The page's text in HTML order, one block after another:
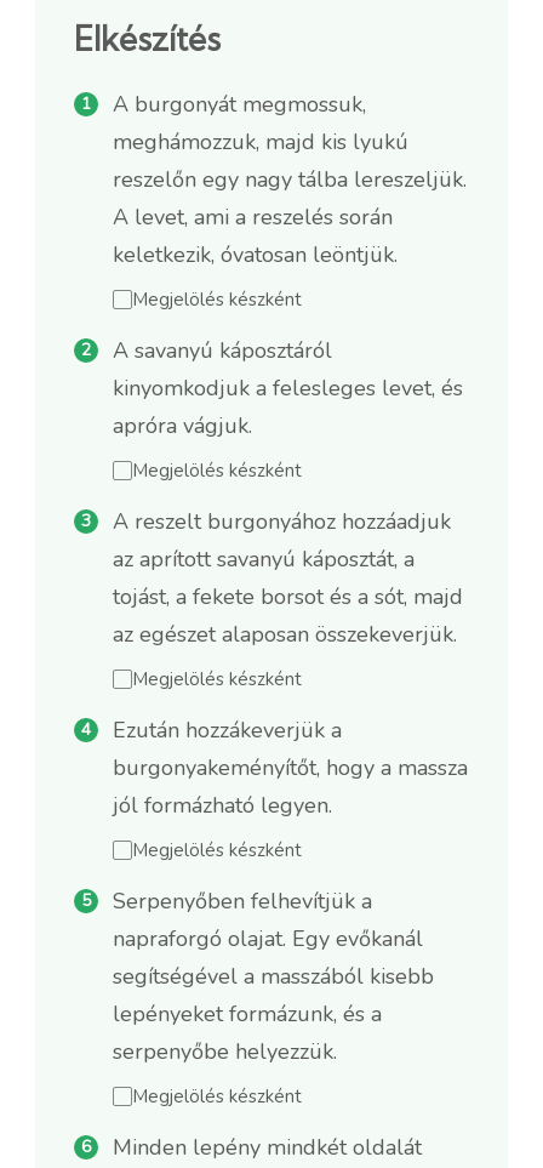
Elkészítés
A burgonyát megmossuk,
meghámozzuk, majd kis lyukú
reszelőn egy nagy tálba lereszeljük.
A levet, ami a reszelés során
keletkezik, óvatosan leöntjük.
Megjelölés készként
A savanyú káposztáról
kinyomkodjuk a felesleges levet, és
apróra vágjuk.
Megjelölés készként
A reszelt burgonyához hozzáadjuk
az aprított savanyú káposztát, a
tojást, a fekete borsot és a sót, majd
az egészet alaposan összekeverjük.
Megjelölés készként
Ezután hozzákeverjük a
burgonyakeményítőt, hogy a massza
jól formázható legyen.
Megjelölés készként
Serpenyőben felhevítjük a
napraforgó olajat. Egy evőkanál
segítségével a masszából kisebb
lepényeket formázunk, és a
serpenyőbe helyezzük.
Megjelölés készként
Minden lepény mindkét oldalát